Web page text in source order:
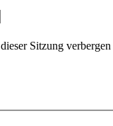
Sitzung verbergen